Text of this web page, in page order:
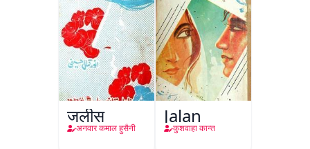
जलीस
अनवार कमाल हुसैनी
Jalan
कुशवाहा कान्त